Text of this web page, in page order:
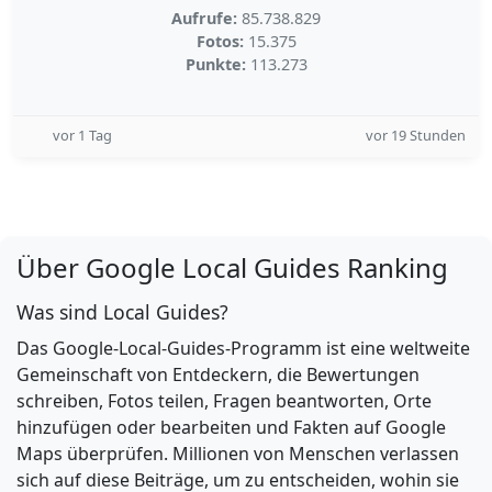
Aufrufe: 85.738.829
Fotos: 15.375
Punkte: 113.273
vor 1 Tag vor 19 Stunden
Über Google Local Guides Ranking
Was sind Local Guides?
Das Google-Local-Guides-Programm ist eine weltweite
Gemeinschaft von Entdeckern, die Bewertungen
schreiben, Fotos teilen, Fragen beantworten, Orte
hinzufügen oder bearbeiten und Fakten auf Google
Maps überprüfen. Millionen von Menschen verlassen
sich auf diese Beiträge, um zu entscheiden, wohin sie